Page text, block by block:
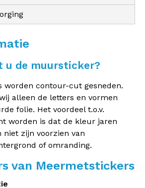
u de muursticker?
contour-cut gesneden.
alleen de letters en vormen
folie. Het voordeel t.o.v.
worden is dat de kleur jaren
zijn voorzien van
of omranding.
van Meermetstickers